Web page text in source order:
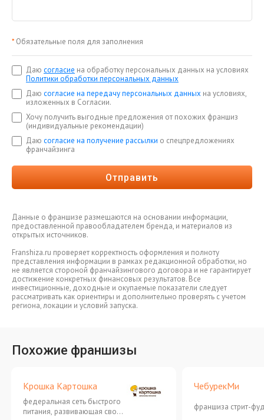
* Обязательные поля для заполнения
Даю согласие на обработку персональных данных на условиях
Политики обработки персональных данных
Даю согласие на передачу персональных данных на условиях,
изложенных в Согласии.
Хочу получить выгодные предложения от похожих франшиз
(индивидуальные рекомендации)
Даю согласие на получение рассылки о спецпредложениях
франчайзинга
Отправить
Данные о франшизе размещаются на основании информации,
предоставленной правообладателем бренда, и материалов из
открытых источников.
Franshiza.ru проверяет корректность оформления и полноту
представления информации в рамках редакционной обработки, но
не является стороной франчайзингового договора и не гарантирует
достижение конкретных финансовых результатов. Все
инвестиционные, доходные и окупаемые показатели следует
рассматривать как ориентиры и дополнительно проверять с учетом
региона, локации и условий запуска.
Похожие франшизы
Крошка Картошка
федеральная сеть быстрого
питания, развивающая свой
ЧебурекМи
франшиза стрит-